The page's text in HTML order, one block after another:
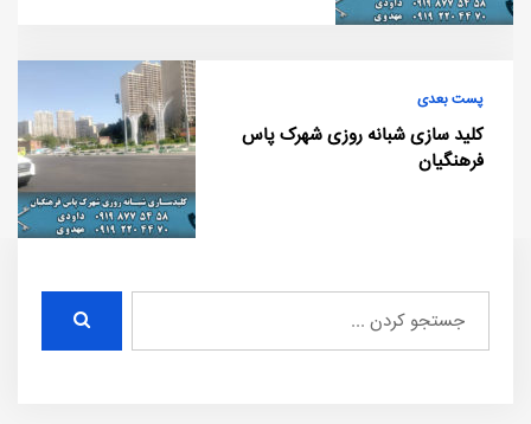
پست بعدی
کلید سازی شبانه روزی شهرک پاس
فرهنگیان